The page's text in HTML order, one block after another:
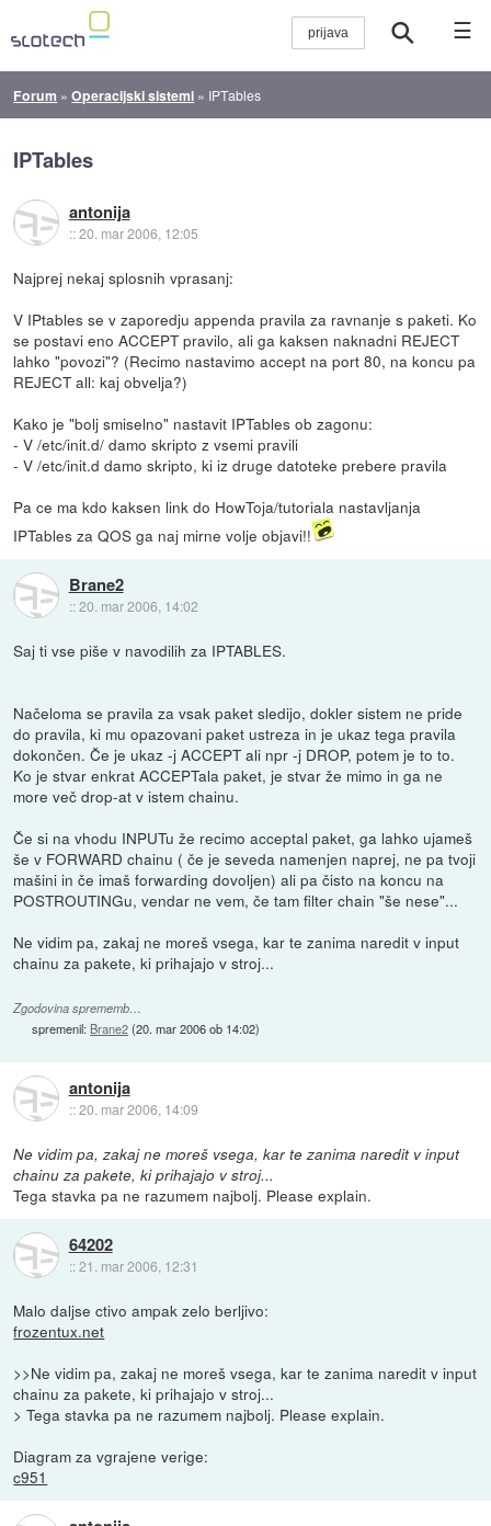
☰
Forum »Operacijski sistemi » IPTables
IPTables
antonija
::20. mar 2006, 12:05
Najprej nekaj splosnih vprasanj:
V IPtables se v zaporedju appenda pravila za ravnanje s paketi. Ko
se postavi eno ACCEPT pravilo, ali ga kaksen naknadni REJECT
lahko "povozi"? (Recimo nastavimo accept na port 80, na koncu pa
REJECT all: kaj obvelja?)
Kako je "bolj smiselno" nastavit IPTables ob zagonu:
- V /etc/init.d/ damo skripto z vsemi pravili
- V /etc/init.d damo skripto, ki iz druge datoteke prebere pravila
Pa ce ma kdo kaksen link do HowToja/tutoriala nastavljanja
IPTables za QOS ga naj mirne volje objavi!!
Brane2
::20. mar 2006, 14:02
Saj ti vse piše v navodilih za IPTABLES.
Načeloma se pravila za vsak paket sledijo, dokler sistem ne pride
do pravila, ki mu opazovani paket ustreza in je ukaz tega pravila
dokončen. Če je ukaz -j ACCEPT ali npr -j DROP, potem je to to.
Ko je stvar enkrat ACCEPTala paket, je stvar že mimo in ga ne
more več drop-at v istem chainu.
Če si na vhodu INPUTu že recimo acceptal paket, ga lahko ujameš
še v FORWARD chainu ( če je seveda namenjen naprej, ne pa tvoji
mašini in če imaš forwarding dovoljen) ali pa čisto na koncu na
POSTROUTINGu, vendar ne vem, če tam filter chain "še nese"...
Ne vidim pa, zakaj ne moreš vsega, kar te zanima naredit v input
chainu za pakete, ki prihajajo v stroj...
Zgodovina sprememb…
spremenil: Brane2(20. mar 2006 ob 14:02)
antonija
::20. mar 2006, 14:09
Ne vidim pa, zakaj ne moreš vsega, kar te zanima naredit v input
chainu za pakete, ki prihajajo v stroj...
Tega stavka pa ne razumem najbolj. Please explain.
64202
::21. mar 2006, 12:31
Malo daljse ctivo ampak zelo berljivo:
frozentux.net
>>Ne vidim pa, zakaj ne moreš vsega, kar te zanima naredit v input
chainu za pakete, ki prihajajo v stroj...
> Tega stavka pa ne razumem najbolj. Please explain.
Diagram za vgrajene verige:
c951